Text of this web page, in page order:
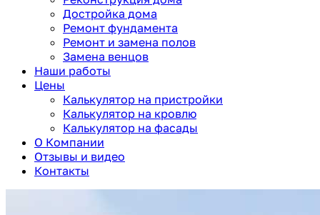
Достройка дома
Ремонт фундамента
Ремонт и замена полов
Замена венцов
Наши работы
Цены
Калькулятор на пристройки
Калькулятор на кровлю
Калькулятор на фасады
О Компании
Отзывы и видео
Контакты